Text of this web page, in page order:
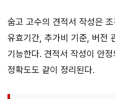
숨고 고수의 견적서 작성은
유효기간, 추가비 기준, 버전
기능한다. 견적서 작성이 안
정확도도 같이 정리된다.